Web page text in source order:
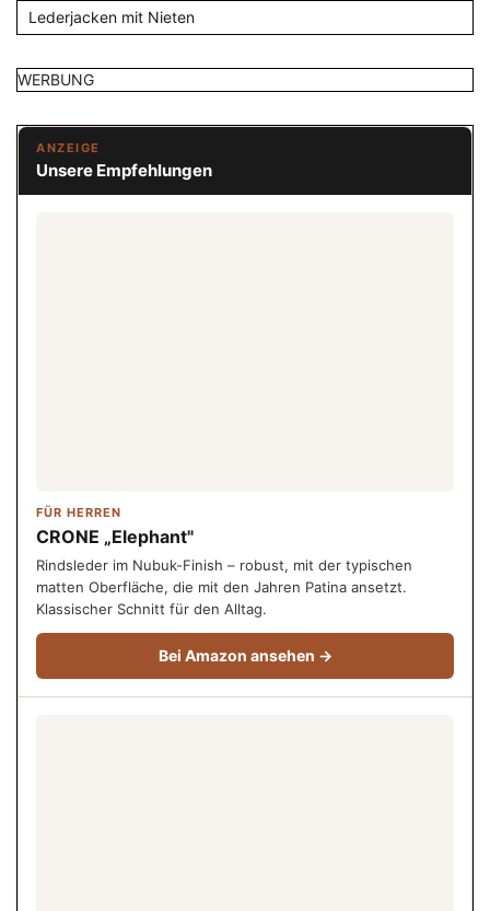
Lederjacken mit Nieten
WERBUNG
ANZEIGE
Unsere Empfehlungen
FÜR HERREN
CRONE „Elephant"
Rindsleder im Nubuk-Finish – robust, mit der typischen
matten Oberfläche, die mit den Jahren Patina ansetzt.
Klassischer Schnitt für den Alltag.
Bei Amazon ansehen →